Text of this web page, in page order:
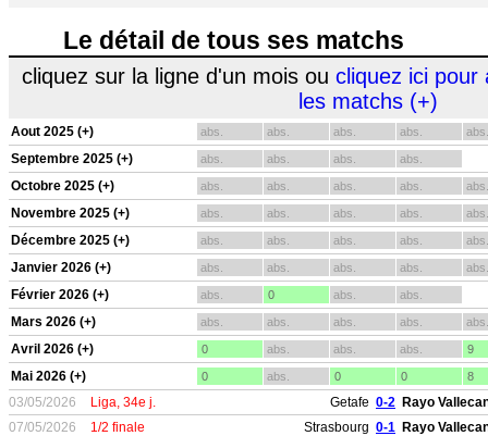
Le détail de tous ses matchs
cliquez sur la ligne d'un mois ou cliquez ici pour
les matchs (+)
Aout 2025 (+) abs. abs. abs. abs. abs.
Septembre 2025 (+) abs. abs. abs. abs.
Octobre 2025 (+) abs. abs. abs. abs. abs.
Novembre 2025 (+) abs. abs. abs. abs. abs.
Décembre 2025 (+) abs. abs. abs. abs. abs.
Janvier 2026 (+) abs. abs. abs. abs. abs.
Février 2026 (+) abs. 0 abs. abs.
Mars 2026 (+) abs. abs. abs. abs. abs.
Avril 2026 (+) 0 abs. abs. abs. 9
Mai 2026 (+) 0 abs. 0 0 8
03/05/2026 Liga, 34e j. Getafe 0-2 Rayo
07/05/2026
1/2 finale Strasbourg 0-1 Rayo